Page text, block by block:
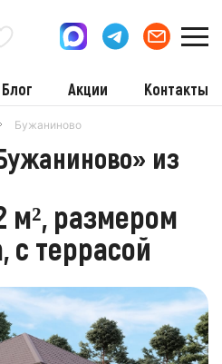
Блог Акции Контакты
Бужаниново
из
м², размером
с террасой